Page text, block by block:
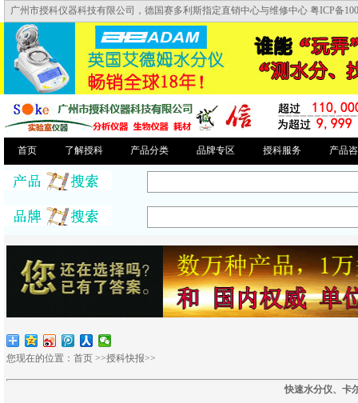
广州市授科仪器科技有限公司，德国赛多利斯指定直销中心与维修中心 粤ICP备
首页 了解授科 产品分类 品牌专区 授科服务 产品
您现在的位置： 首页 >>授科快报>>
快速水分仪、卡